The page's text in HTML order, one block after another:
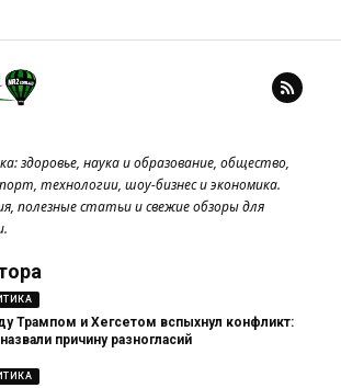
здоровье, наука и образование, общество,
технологии, шоу-бизнес и экономика.
полезные статьи и свежие обзоры для
Трампом и Хегсетом вспыхнул конфликт:
причину разногласий